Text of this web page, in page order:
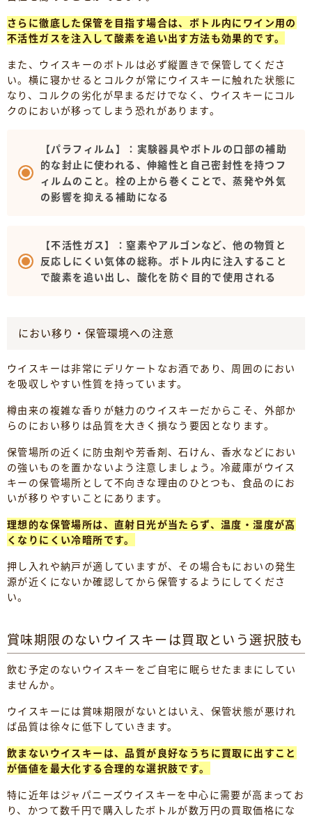
さらに徹底した保管を目指す場合は、ボトル内にワイン用の
不活性ガスを注入して酸素を追い出す方法も効果的です。
また、ウイスキーのボトルは必ず縦置きで保管してくださ
い。横に寝かせるとコルクが常にウイスキーに触れた状態に
なり、コルクの劣化が早まるだけでなく、ウイスキーにコル
クのにおいが移ってしまう恐れがあります。
【パラフィルム】：実験器具やボトルの口部の補助
的な封止に使われる、伸縮性と自己密封性を持つフ
ィルムのこと。栓の上から巻くことで、蒸発や外気
の影響を抑える補助になる
【不活性ガス】：窒素やアルゴンなど、他の物質と
反応しにくい気体の総称。ボトル内に注入すること
で酸素を追い出し、酸化を防ぐ目的で使用される
におい移り・保管環境への注意
ウイスキーは非常にデリケートなお酒であり、周囲のにおい
を吸収しやすい性質を持っています。
樽由来の複雑な香りが魅力のウイスキーだからこそ、外部か
らのにおい移りは品質を大きく損なう要因となります。
保管場所の近くに防虫剤や芳香剤、石けん、香水などにおい
の強いものを置かないよう注意しましょう。冷蔵庫がウイス
キーの保管場所として不向きな理由のひとつも、食品のにお
いが移りやすいことにあります。
理想的な保管場所は、直射日光が当たらず、温度・湿度が高
くなりにくい冷暗所です。
押し入れや納戸が適していますが、その場合もにおいの発生
源が近くにないか確認してから保管するようにしてくださ
い。
賞味期限のないウイスキーは買取という選択肢も
飲む予定のないウイスキーをご自宅に眠らせたままにしてい
ませんか。
ウイスキーには賞味期限がないとはいえ、保管状態が悪けれ
ば品質は徐々に低下していきます。
飲まないウイスキーは、品質が良好なうちに買取に出すこと
が価値を最大化する合理的な選択肢です。
特に近年はジャパニーズウイスキーを中心に需要が高まってお
り、かつて数千円で購入したボトルが数万円の買取価格にな